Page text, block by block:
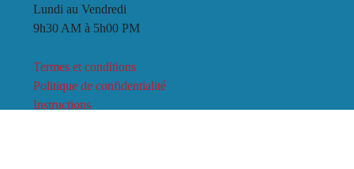
Lundi au Vendredi
9h30 AM à 5h00 PM
Termes et conditions
Politique de confidentialité
Instructions